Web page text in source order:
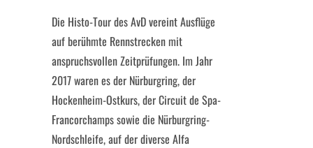
Die Histo-Tour des AvD vereint Ausflüge
auf berühmte Rennstrecken mit
anspruchsvollen Zeitprüfungen. Im Jahr
2017 waren es der Nürburgring, der
Hockenheim-Ostkurs, der Circuit de Spa-
Francorchamps sowie die Nürburgring-
Nordschleife, auf der diverse Alfa